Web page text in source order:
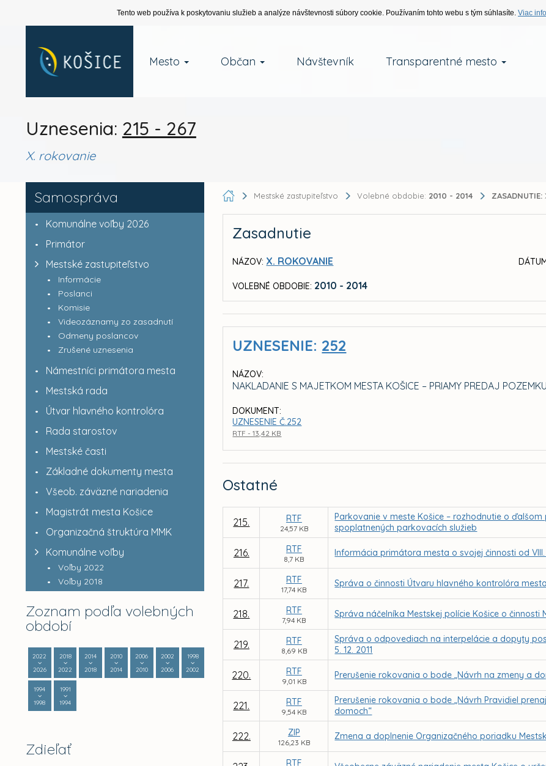
Tento web používa k poskytovaniu služieb a analýze návštevnosti súbory cookie. Používaním tohto webu s tým súhlasíte. Viac
Mesto Občan Návštevník Transparentné mesto
Uznesenia: 215 - 267
X. rokovanie
Samospráva
Komunálne voľby 2026
Primátor
Mestské zastupiteľstvo
Informácie
Poslanci
Komisie
Videozáznamy zo zasadnutí
Odmeny poslancov
Zrušené uznesenia
Námestníci primátora mesta
Mestská rada
Útvar hlavného kontrolóra
Rada starostov
Mestské časti
Základné dokumenty mesta
Všeob. záväzné nariadenia
Magistrát mesta Košice
Organizačná štruktúra MMK
Komunálne voľby
Voľby 2022
Voľby 2018
Zoznam podľa volebných
období
2022
2026
2018
2022
2014
2018
2010
2014
2006
2010
2002
2006
1998
2002
1994
1998
1991
1994
Zdieľať
Mestské zastupiteľstvo Volebné obdobie: 2010 - 2014 ZASADNUTIE:
Zasadnutie
NÁZOV: X. ROKOVANIE
VOLEBNÉ OBDOBIE: 2010 - 2014
UZNESENIE: 252
NÁZOV:
NAKLADANIE S MAJETKOM MESTA KOŠICE – PRIAMY PREDAJ
DOKUMENT:
UZNESENIE Č.252
RTF - 13,42 KB
Ostatné
215. RTF
24,57 KB
Parkovanie v meste Košice – rozhodnutie o
spoplatnených parkovacích služieb
216. RTF
8,7 KB
Informácia primátora mesta o svojej činnosti od
217. RTF
17,74 KB
Správa o činnosti Útvaru hlavného kontrolóra
218. RTF
7,94 KB
Správa náčelníka Mestskej polície Košice o činnosti
219. RTF
8,69 KB
Správa o odpovediach na interpelácie a dopyty
5. 12. 2011
220. RTF
9,01 KB
Prerušenie rokovania o bode „Návrh na zmeny a
221. RTF
9,54 KB
Prerušenie rokovania o bode „Návrh Pravidiel
domoch“
222. ZIP
126,23 KB
Zmena a doplnenie Organizačného poriadku
RTF